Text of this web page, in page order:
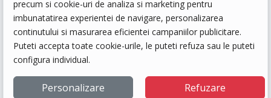
precum si cookie-uri de analiza si marketing pentru
imbunatatirea experientei de navigare, personalizarea
continutului si masurarea eficientei campaniilor publicitare.
Puteti accepta toate cookie-urile, le puteti refuza sau le puteti
configura individual.
Personalizare Refuzare